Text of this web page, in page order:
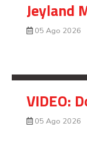
Jeyland
05 Ago 2026
VIDEO:
05 Ago 2026